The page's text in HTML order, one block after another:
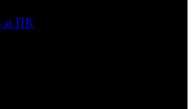
и ПК